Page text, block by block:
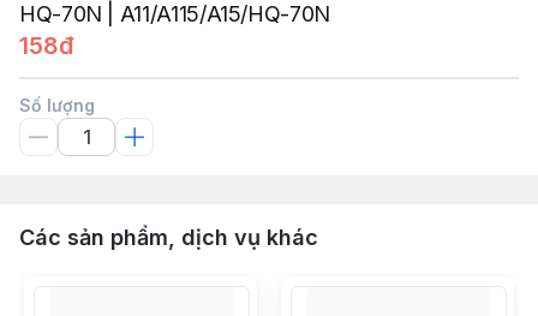
HQ-70N | A11/A115/A15/HQ-70N
158đ
Số lượng
Các sản phẩm, dịch vụ khác